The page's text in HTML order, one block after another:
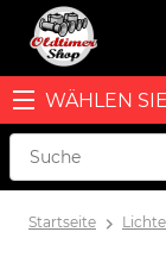
WÄHLEN
Startseite